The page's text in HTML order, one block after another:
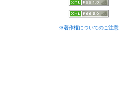
※著作権についてのご注意